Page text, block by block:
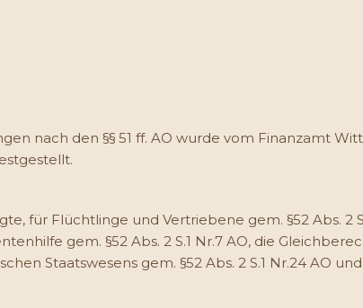
nach den §§ 51 ff. AO wurde vom Finanzamt
für Flüchtlinge und Vertriebene gem. §52 Abs. 2
gem. §52 Abs. 2 S.1 Nr.7 AO, die
Staatswesens gem. §52 Abs. 2 S.1 Nr.24 AO